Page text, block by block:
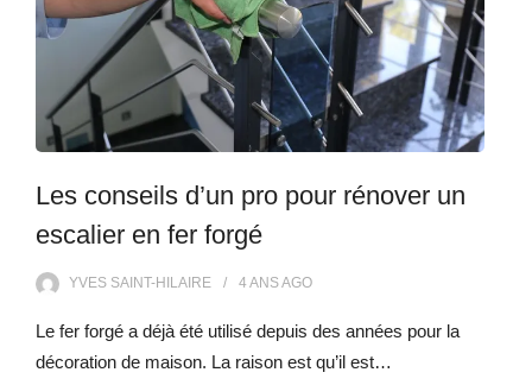
Les conseils d’un pro pour rénover un
escalier en fer forgé
YVES SAINT-HILAIRE 4 ANSAGO
Le fer forgé a déjà été utilisé depuis des années pour la
décoration de maison. La raison est qu’il est…